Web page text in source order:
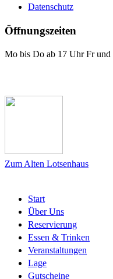
Datenschutz
Öffnungszeiten
Mo bis Do ab 17 Uhr Fr
Zum Alten Lotsenhaus
Start
Über Uns
Reservierung
Essen & Trinken
Veranstaltungen
Lage
Gutscheine